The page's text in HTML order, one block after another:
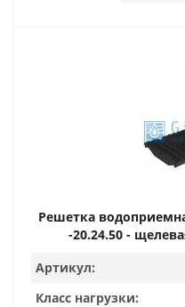
Решетка
-20.24.50 -
Артикул:
Класс нагрузки: